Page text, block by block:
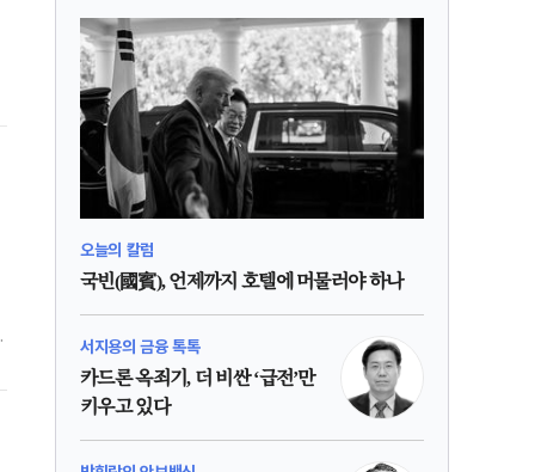
오늘의 칼럼
국빈(國賓), 언제까지 호텔에 머물러야 하나
서지용의 금융 톡톡
카드론 옥죄기, 더 비싼 ‘급전’만
키우고 있다